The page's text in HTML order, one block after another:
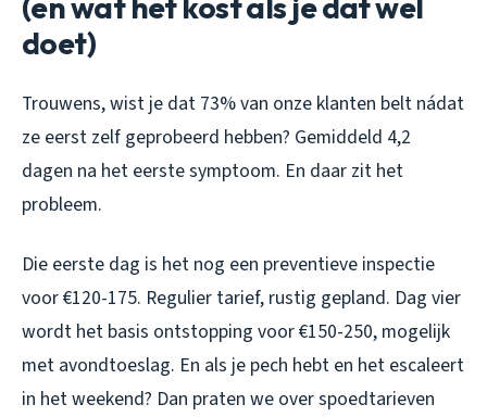
doet)
Trouwens, wist je dat 73% van onze klanten belt nádat
ze eerst zelf geprobeerd hebben? Gemiddeld 4,2
dagen na het eerste symptoom. En daar zit het
probleem.
Die eerste dag is het nog een preventieve inspectie
voor €120-175. Regulier tarief, rustig gepland. Dag vier
wordt het basis ontstopping voor €150-250, mogelijk
met avondtoeslag. En als je pech hebt en het escaleert
in het weekend? Dan praten we over spoedtarieven